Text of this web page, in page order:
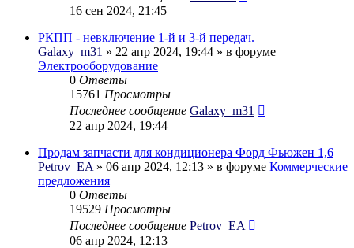
16 сен 2024, 21:45
РКПП - невключение 1-й и 3-й передач.
Galaxy_m31 » 22 апр 2024, 19:44 » в форуме
Электрооборудование
0 Ответы
15761 Просмотры
Последнее сообщение Galaxy_m31
22 апр 2024, 19:44
Продам запчасти для кондиционера Форд Фьюжен 1,6
Petrov_EA » 06 апр 2024, 12:13 » в форуме Коммерческие
предложения
0 Ответы
19529 Просмотры
Последнее сообщение Petrov_EA
06 апр 2024, 12:13